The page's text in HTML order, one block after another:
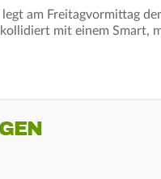
am Freitagvormittag
mit einem Smart,